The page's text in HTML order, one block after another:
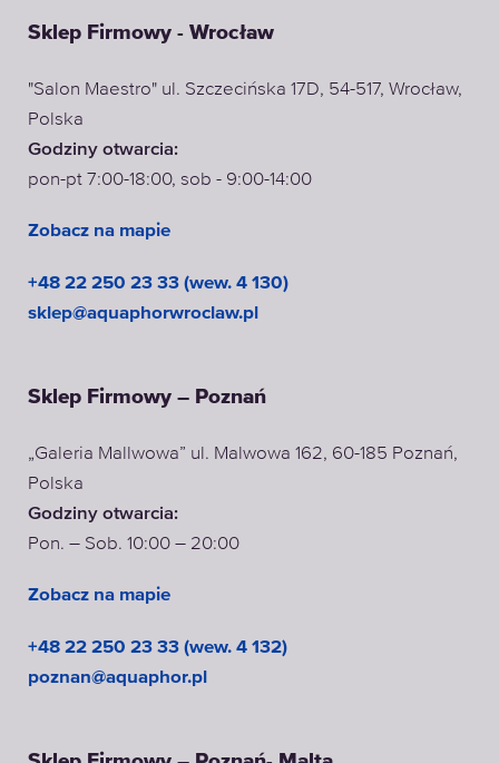
Sklep Firmowy - Wrocław
"Salon Maestro" ul. Szczecińska 17D, 54-517, Wrocław,
Polska
Godziny otwarcia:
pon-pt 7:00-18:00, sob - 9:00-14:00
Zobacz na mapie
+48 22 250 23 33 (wew. 4 130)
sklep@aquaphorwroclaw.pl
Sklep Firmowy – Poznań
„Galeria Mallwowa” ul. Malwowa 162, 60-185 Poznań,
Polska
Godziny otwarcia:
Pon. – Sob. 10:00 – 20:00
Zobacz na mapie
+48 22 250 23 33 (wew. 4 132)
poznan@aquaphor.pl